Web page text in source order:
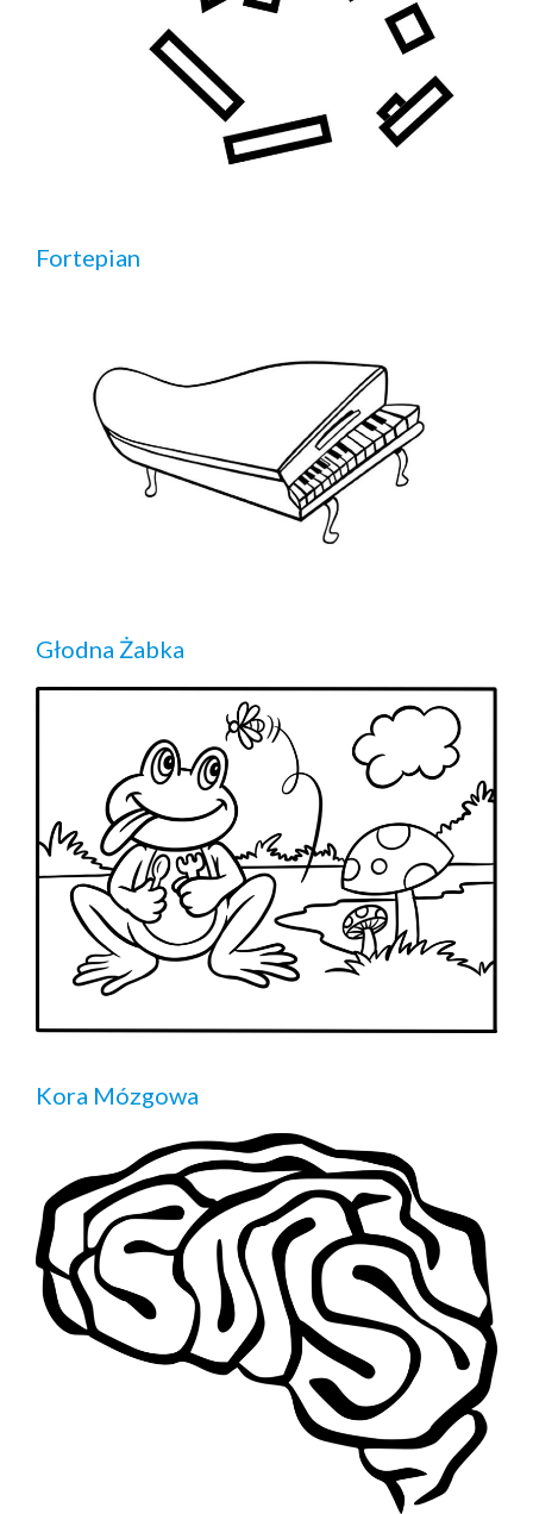
Fortepian
Głodna Żabka
Kora Mózgowa